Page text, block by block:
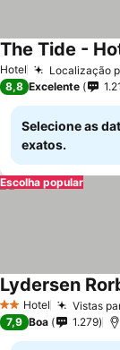
Hotel Localização
The Tide -
8,8 Excelente
Selecione as
exatos.
Escolha popular
2 Estrelas
Hotel Vistas
Lydersen
7,9 Boa 1.279